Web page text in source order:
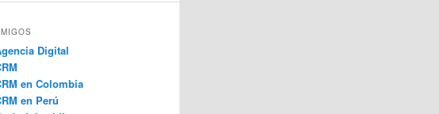
Digital
en Colombia
en Perú